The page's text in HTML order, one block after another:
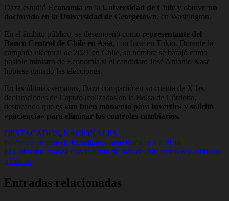
Daza estudió Economía en la Universidad de Chile y obtuvo un
doctorado en la Universidad de Georgetown, en Washington.
En el ámbito público, se desempeñó como representante del
Banco Central de Chile en Asia, con base en Tokio. Durante la
campaña electoral de 2021 en Chile, su nombre se barajó como
posible ministro de Economía si el candidato José Antonio Kast
hubiese ganado las elecciones.
En las últimas semanas, Daza compartió en su cuenta de X las
declaraciones de Caputo realizadas en la Bolsa de Córdoba,
destacando que es «un buen momento para invertir» y solicitó
«paciencia» para eliminar los controles cambiarios.
DESTACADOS, NACIONALES
Navegación
de
Polémico empate de Estudiantes ante Boca en La Plata
El Gobierno avanza con la venta de más de 200 terrenos y edificios
públicos
Entradas relacionadas